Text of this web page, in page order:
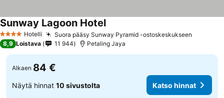
4 Tähtiluokitus
Hotelli Suora pääsy Sunway Pyramid -ostoskeskukseen
Sunway Lagoon Hotel
8,9 Loistava 11 944 Petaling Jaya
Alkaen 84 €
Näytä hinnat 10 sivustolta Katso hinnat